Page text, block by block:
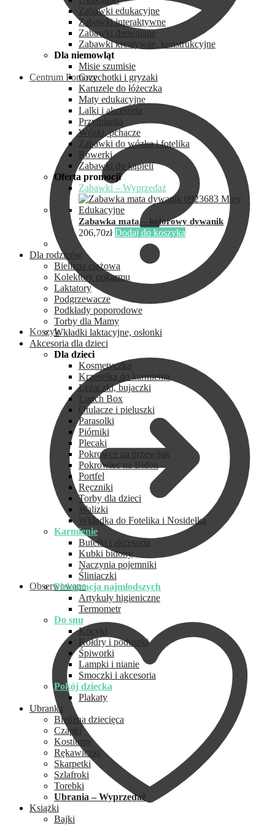
Centrum Pomocy
Koszyk
Obserwowane
Zabawki edukacyjne
Zabawki interaktywne
Zabawki drewniane
Zabawki kreatywne, konstrukcyjne
Dla niemowląt
Misie szumisie
Grzechotki i gryzaki
Karuzele do łóżeczka
Maty edukacyjne
Lalki i akcesoria
Przytulanki
Wózki, pchacze
Zabawki do wózka i fotelika
Rowerki
Zabawki do kąpieli
Oferta promocji
Zabawki – Wyprzedaż
Zabawka mata – kolorowy dywanik
206,70zł Dodaj do koszyka
Dla rodziców
Bielizna ciążowa
Kolektory pokarmu
Laktatory
Podgrzewacze
Podkłady poporodowe
Torby dla Mamy
Wkładki laktacyjne, osłonki
Akcesoria dla dzieci
Dla dzieci
Kosmetyczka
Krzesełka do karmienia
Leżaczki, bujaczki
Lunch Box
Otulacze i pieluszki
Parasolki
Piórniki
Plecaki
Pokrowce na przewijak
Pokrowiec na Bidon
Portfel
Ręczniki
Torby dla dzieci
Walizki
Wkładka do Fotelika i Nosidełka
Karmienie
Butelki i akcesoria
Kubki bidony
Naczynia pojemniki
Śliniaczki
Pielęgnacja najmłodszych
Artykuły higieniczne
Termometr
Do snu
Kocyki
Kołdry i poduszki
Śpiworki
Lampki i nianie
Smoczki i akcesoria
Pokój dziecka
Plakaty
Ubranka
Bielizna dziecięca
Czapki
Kostiumy
Rękawiczki
Skarpetki
Szlafroki
Torebki
Ubrania – Wyprzedaż
Książki
Bajki